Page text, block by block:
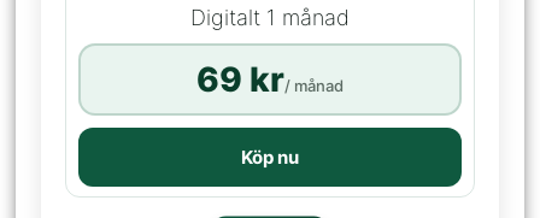
Digitalt 1 månad
69 kr/ månad
Köp nu